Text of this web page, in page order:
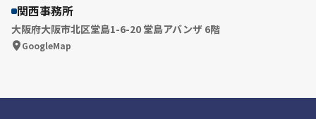
関西事務所
大阪府大阪市北区堂島1-6-20 堂島アバンザ 6階
GoogleMap